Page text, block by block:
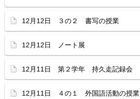
12月12日 ３の２ 書写の授業
12月12日 ノート展
12月11日 第２学年 持久走記録会
12月11日 ４の１ 外国語活動の授業